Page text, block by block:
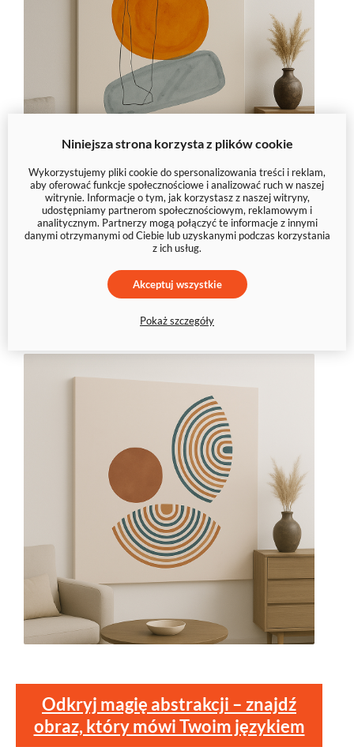
Zatrzymaj wzrok na czymś
wyjątkowym – wybierz swoją
abstrakcję
Odkryj magię abstrakcji – znajdź
obraz, który mówi Twoim językiem
Niniejsza strona korzysta z plików cookie
Wykorzystujemy pliki cookie do spersonalizowania treści i reklam,
aby oferować funkcje społecznościowe i analizować ruch w naszej
witrynie. Informacje o tym, jak korzystasz z naszej witryny,
udostępniamy partnerom społecznościowym, reklamowym i
analitycznym. Partnerzy mogą połączyć te informacje z innymi
danymi otrzymanymi od Ciebie lub uzyskanymi podczas korzystania
z ich usług.
Akceptuj wszystkie
Pokaż szczegóły